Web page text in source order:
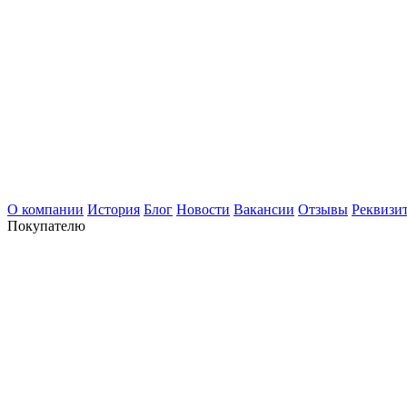
О компании История Блог Новости Вакансии Отзывы
Покупателю